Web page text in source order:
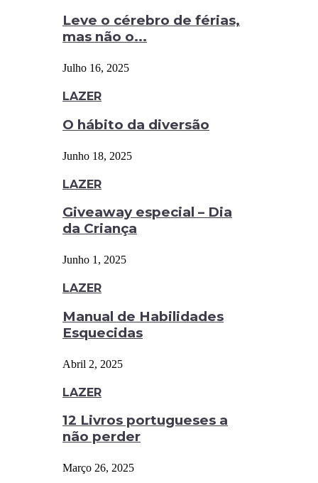
Leve o cérebro de férias,
mas não o...
Julho 16, 2025
LAZER
O hábito da diversão
Junho 18, 2025
LAZER
Giveaway especial – Dia
da Criança
Junho 1, 2025
LAZER
Manual de Habilidades
Esquecidas
Abril 2, 2025
LAZER
12 Livros portugueses a
não perder
Março 26, 2025